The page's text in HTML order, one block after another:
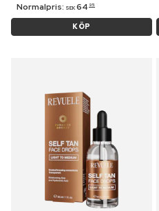
Normalpris: SEK 64 95
KÖP